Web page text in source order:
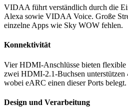
VIDAA führt verständlich durch die
Alexa sowie VIDAA Voice. Große
einzelne Apps wie Sky WOW fehlen.
Konnektivität
Vier HDMI-Anschlüsse bieten
zwei HDMI-2.1-Buchsen
wobei eARC einen dieser Ports belegt.
Design und Verarbeitung